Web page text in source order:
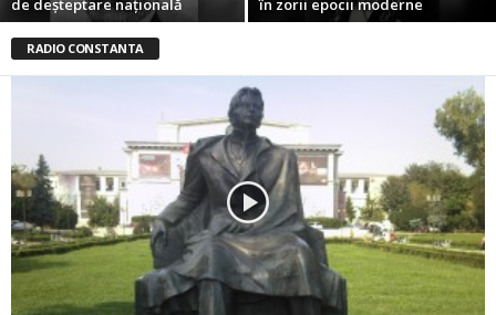
de deşteptare naţională
în zorii epocii moderne
RADIO CONSTANTA